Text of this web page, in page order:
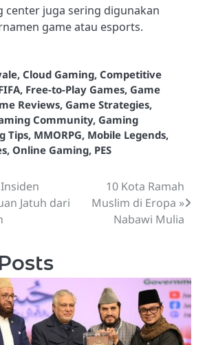
center juga sering digunakan
game atau esports.
, Cloud Gaming, Competitive
, Free-to-Play Games, Game
Reviews, Game Strategies,
Community, Gaming
Tips, MMORPG, Mobile Legends,
, Online Gaming, PES
Jatuh dari
10 Kota Ramah
Muslim di Eropa »
Nabawi Mulia